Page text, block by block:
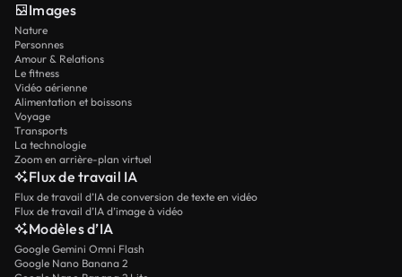
Images
Nature
Personnes
Amour & Relations
Le fitness
Vidéo aérienne
Alimentation et boissons
Voyage
Transports
La technologie
Zoom en arrière-plan virtuel
Flux de travail IA
Flux de travail d’IA de conversion de texte en vidéo
Flux de travail d’IA d’image à vidéo
Modèles d’IA
Google Gemini Omni Flash
Google Nano Banana 2